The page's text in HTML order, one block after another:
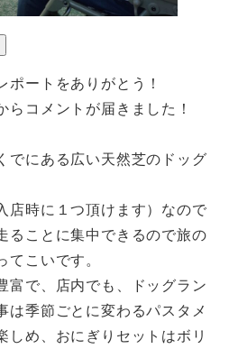
ートをありがとう！
コメントが届きました！
でにある広い天然芝のドッグ
店時に１つ頂けます）なので
ることに集中できるので旅の
こいです。
富で、店内でも、ドッグラン
は季節ごとに変わるパスタメ
しめ、おにぎりセットはボリ